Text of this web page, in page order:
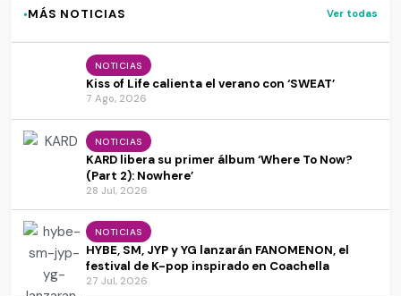
·MÁS NOTICIAS Ver todas
NOTICIAS
Kiss of Life calienta el verano con ‘SWEAT’
7 Ago, 2026
NOTICIAS
KARD libera su primer álbum ‘Where To Now?
(Part 2): Nowhere’
28 Jul, 2026
NOTICIAS
HYBE, SM, JYP y YG lanzarán FANOMENON, el
festival de K-pop inspirado en Coachella
27 Jul, 2026